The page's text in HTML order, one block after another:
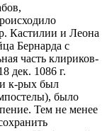
Кастилии и Леона
Бернарда с
часть клириков-
дек. 1086 г.
к-рых был
было
Тем не менее